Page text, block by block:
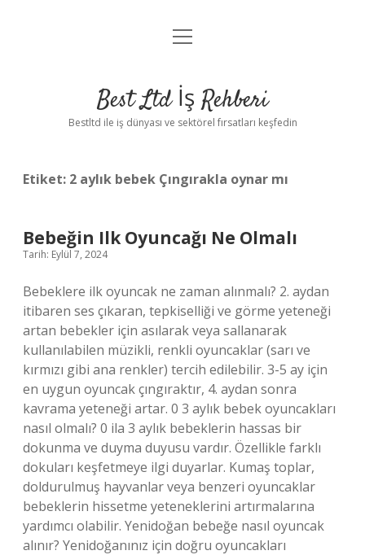
Anasayfa
Yasal Uyarı
menüyü
Best Ltd İş Rehberi
Bestltd ile iş dünyası ve sektörel fırsatları keşfedin
Etiket: 2 aylık bebek Çıngırakla oynar mı
Bebeğin Ilk Oyuncağı Ne Olmalı
Tarih: Eylül 7, 2024
Bebeklere ilk oyuncak ne zaman alınmalı? 2. aydan
itibaren ses çıkaran, tepkiselliği ve görme yeteneği
artan bebekler için asılarak veya sallanarak
kullanılabilen müzikli, renkli oyuncaklar (sarı ve
kırmızı gibi ana renkler) tercih edilebilir. 3-5 ay için
en uygun oyuncak çıngıraktır, 4. aydan sonra
kavrama yeteneği artar. 0 3 aylık bebek oyuncakları
nasıl olmalı? 0 ila 3 aylık bebeklerin hassas bir
dokunma ve duyma duyusu vardır. Özellikle farklı
dokuları keşfetmeye ilgi duyarlar. Kumaş toplar,
doldurulmuş hayvanlar veya benzeri oyuncaklar
bebeklerin hissetme yeteneklerini artırmalarına
yardımcı olabilir. Yenidoğan bebeğe nasıl oyuncak
alınır? Yenidoğanınız için doğru oyuncakları